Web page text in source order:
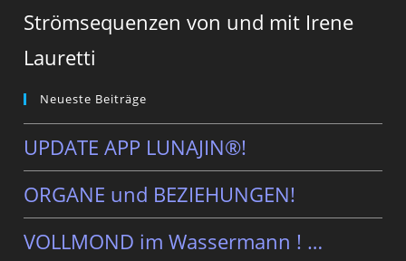
Strömsequenzen von und mit Irene
Lauretti
Neueste Beiträge
UPDATE APP LUNAJIN®!
ORGANE und BEZIEHUNGEN!
VOLLMOND im Wassermann ! …